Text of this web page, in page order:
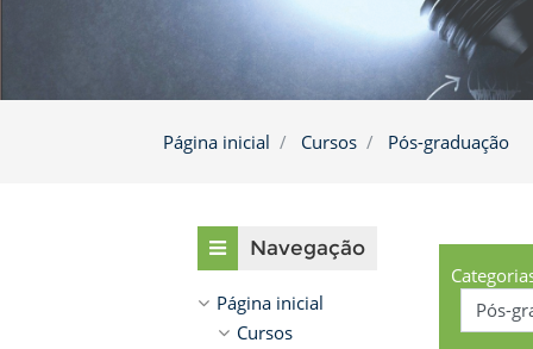
Página inicial Cursos Pós-graduação
Navegação
Página inicial
Cursos